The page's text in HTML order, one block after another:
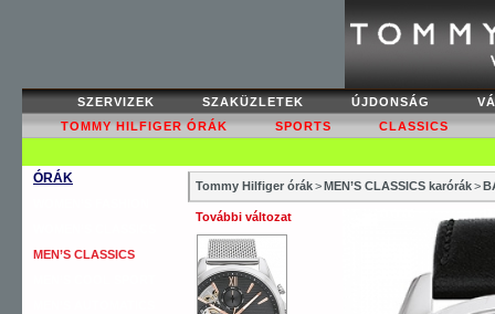
SZERVIZEK SZAKÜZLETEK ÚJDONSÁG
TOMMY HILFIGER ÓRÁK
SPORTS CLASSICS
ÓRÁK
MEN’S CLASSICS
Tommy Hilfiger órák>MEN’S CLASSICS karórák>
További változat